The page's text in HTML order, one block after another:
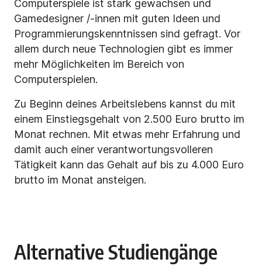
Computerspiele ist stark gewachsen und
Gamedesigner /-innen mit guten Ideen und
Programmierungskenntnissen sind gefragt. Vor
allem durch neue Technologien gibt es immer
mehr Möglichkeiten im Bereich von
Computerspielen.
Zu Beginn deines Arbeitslebens kannst du mit
einem Einstiegsgehalt von 2.500 Euro brutto im
Monat rechnen. Mit etwas mehr Erfahrung und
damit auch einer verantwortungsvolleren
Tätigkeit kann das Gehalt auf bis zu 4.000 Euro
brutto im Monat ansteigen.
Alternative Studiengänge